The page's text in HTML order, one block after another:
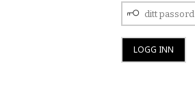
DITT
PASSORD